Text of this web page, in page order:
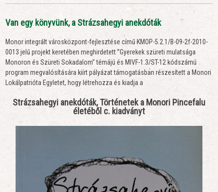
Van egy könyvünk, a Strázsahegyi anekdóták
Monor integrált városközpont-fejlesztése című KMOP-5.2.1/B-09-2f-2010-
0013 jelű projekt keretében meghirdetett ”Gyerekek szüreti mulatsága
Monoron és Szüreti Sokadalom” témájú és MIVF-1.3/ST-12 kódszámú
program megvalósítására kiírt pályázat támogatásban részesített a Monori
Lokálpatrióta Egyletet, hogy létrehozza és kiadja a
Strázsahegyi anekdóták, Történetek a Monori Pincefalu
életéből c. kiadványt